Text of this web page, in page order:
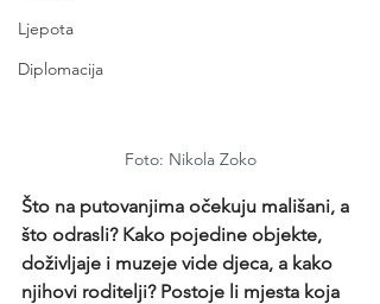
Ljepota
Diplomacija
Foto: Nikola Zoko
Što na putovanjima očekuju mališani, a
što odrasli? Kako pojedine objekte,
doživljaje i muzeje vide djeca, a kako
njihovi roditelji? Postoje li mjesta koja